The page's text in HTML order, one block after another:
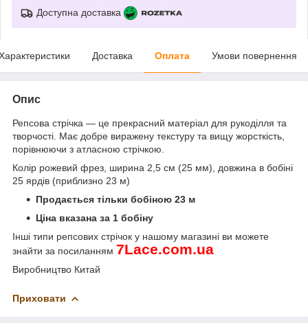
Доступна доставка
Доставка Оплата Умови повернення
Опис
Репсова стрічка — це прекрасний матеріал для рукоділля та
творчості. Має добре виражену текстуру та вищу жорсткість,
порівнюючи з атласною стрічкою.
Колір рожевий фрез, ширина 2,5 см (25 мм), довжина в бобіні
25 ярдів (приблизно 23 м)
Продається тільки бобіною 23 м
Ціна вказана за 1 бобіну
Інші типи репсових стрічок у нашому магазині ви можете
знайти за посиланням 7Lace.com.ua
Виробництво Китай
Приховати